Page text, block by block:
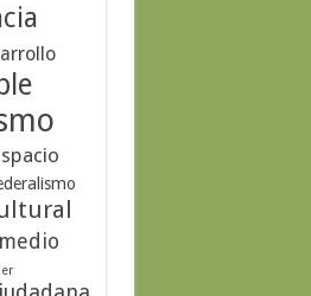
medio